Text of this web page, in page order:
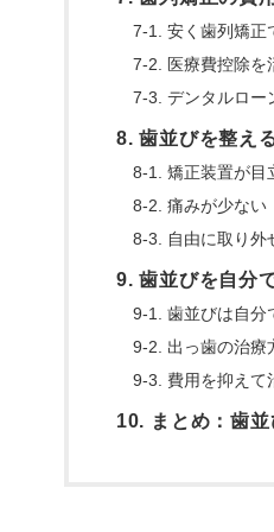
7-1. 安く歯列矯正
7-2. 医療費控除を
7-3. デンタルロー
8. 歯並びを整え
8-1. 矯正装置が目
8-2. 痛みが少ない
8-3. 自由に取り外
9. 歯並びを自分
9-1. 歯並びは自分
9-2. 出っ歯の治療
9-3. 費用を抑えて
10. まとめ：歯